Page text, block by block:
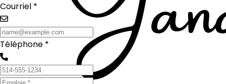
Courriel *
Téléphone *